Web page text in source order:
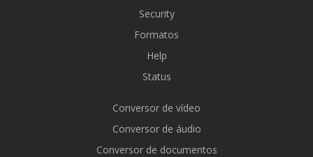
Security
Formatos
Help
Status
Conversor de vídeo
Conversor de áudio
Conversor de documentos